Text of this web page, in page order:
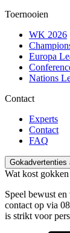
Toernooien
WK 2026
Europa
Nations
Contact
Experts
Contact
FAQ
Gokadvertenties
Wat kost
Speel bewust
contact op via
is strikt voor